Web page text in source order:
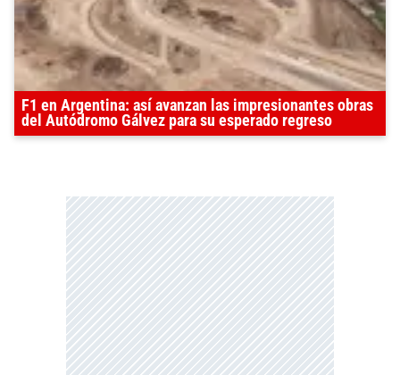
F1 en Argentina: así avanzan las impresionantes obras
del Autódromo Gálvez para su esperado regreso